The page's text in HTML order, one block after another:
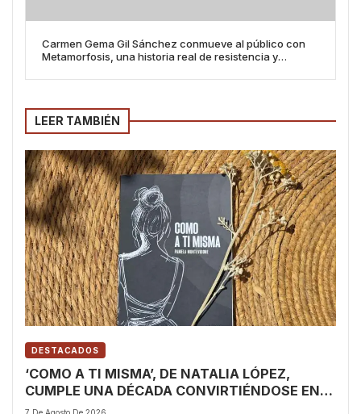
Carmen Gema Gil Sánchez conmueve al público con
Metamorfosis, una historia real de resistencia y
LEER TAMBIÉN
DESTACADOS
‘COMO A TI MISMA’, DE NATALIA LÓPEZ,
CUMPLE UNA DÉCADA CONVIRTIÉNDOSE EN
UN REFUGIO DE RESILIENCIA Y ESPERANZA